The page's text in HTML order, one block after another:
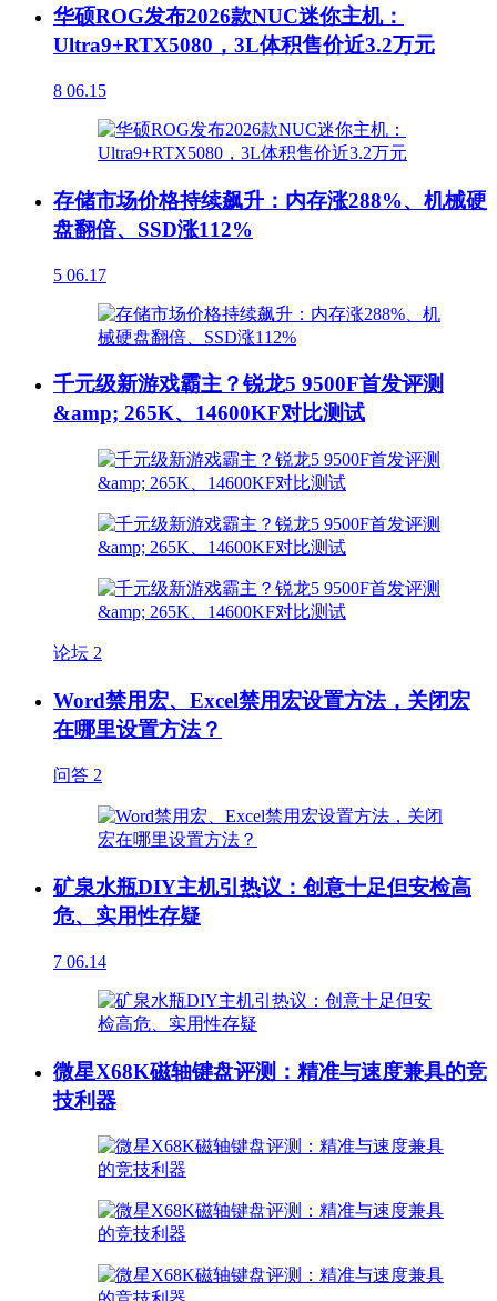
华硕ROG发布2026款NUC迷你主机：
Ultra9+RTX5080，3L体积售价近3.2万元
8 06.15
存储市场价格持续飙升：内存涨288%、机械硬
盘翻倍、SSD涨112%
5 06.17
千元级新游戏霸主？锐龙5 9500F首发评测
&amp; 265K、14600KF对比测试
论坛 2
Word禁用宏、Excel禁用宏设置方法，关闭宏
在哪里设置方法？
问答 2
矿泉水瓶DIY主机引热议：创意十足但安检高
危、实用性存疑
7 06.14
微星X68K磁轴键盘评测：精准与速度兼具的竞
技利器